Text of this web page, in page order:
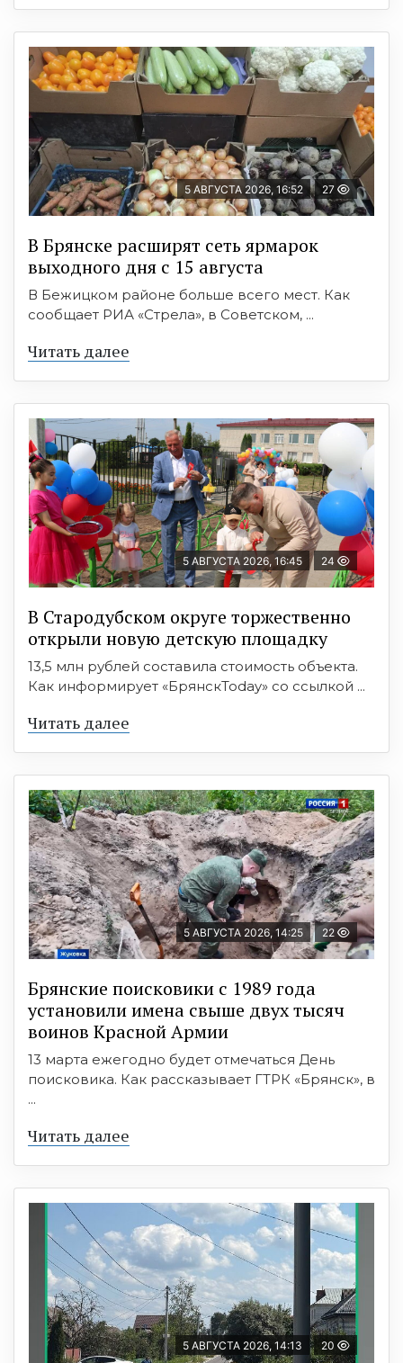
5 АВГУСТА 2026, 16:52 27
В Брянске расширят сеть ярмарок
выходного дня с 15 августа
В Бежицком районе больше всего мест. Как
сообщает РИА «Стрела», в Советском, ...
Читать далее
5 АВГУСТА 2026, 16:45 24
В Стародубском округе торжественно
открыли новую детскую площадку
13,5 млн рублей составила стоимость объекта.
Как информирует «БрянскToday» со ссылкой ...
Читать далее
5 АВГУСТА 2026, 14:25 22
Брянские поисковики с 1989 года
установили имена свыше двух тысяч
воинов Красной Армии
13 марта ежегодно будет отмечаться День
поисковика. Как рассказывает ГТРК «Брянск», в
...
Читать далее
5 АВГУСТА 2026, 14:13 20